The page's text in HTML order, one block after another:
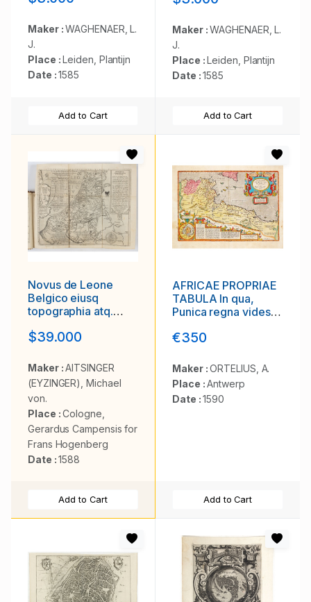
is. . .
Maker :WAGHENAER, L.
J.
Place :Leiden, Plantijn
Date :1585
Add to Cart
Maker :WAGHENAER, L.
J.
Place :Leiden, Plantijn
Date :1585
Add to Cart
Novus de Leone
Belgico eiusq
topographia atq.
descriptione liber
Belgio maxime
gestarum, inde ab
anno Christi M.D.LIX.
Usque ad annum
M.D.LXXXVII
perpetua narratione
continatus.
$39.000
Maker :AITSINGER
(EYZINGER), Michael
von.
Place :Cologne,
Gerardus Campensis for
Frans Hogenberg
Date :1588
Add to Cart
AFRICAE PROPRIAE
TABULA In qua,
Punica regna vides;
urbem.
€350
Maker :ORTELIUS, A.
Place :Antwerp
Date :1590
Add to Cart